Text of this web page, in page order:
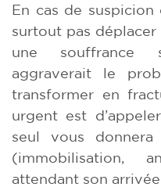
En cas de
surtout pas déplacer
une souffrance
aggraverait le
transformer en
urgent est
seul vous
(immobilisation,
attendant son arrivée.